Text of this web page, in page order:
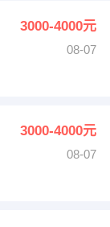
3000-4000元
08-07
3000-4000元
08-07